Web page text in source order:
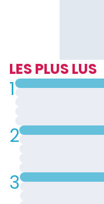
LES PLUS LUS
1
2
3